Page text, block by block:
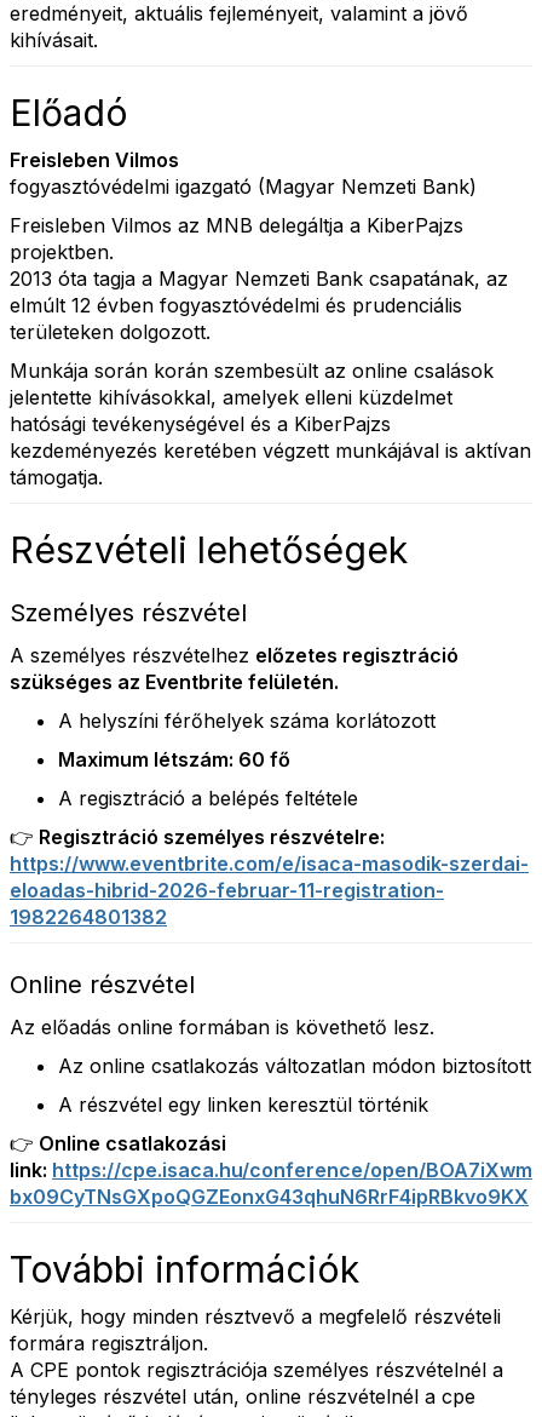
eredményeit, aktuális fejleményeit, valamint a jövő
kihívásait.
Előadó
Freisleben Vilmos
fogyasztóvédelmi igazgató (Magyar Nemzeti Bank)
Freisleben Vilmos az MNB delegáltja a KiberPajzs
projektben.
2013 óta tagja a Magyar Nemzeti Bank csapatának, az
elmúlt 12 évben fogyasztóvédelmi és prudenciális
területeken dolgozott.
Munkája során korán szembesült az online csalások
jelentette kihívásokkal, amelyek elleni küzdelmet
hatósági tevékenységével és a KiberPajzs
kezdeményezés keretében végzett munkájával is aktívan
támogatja.
Részvételi lehetőségek
Személyes részvétel
A személyes részvételhez előzetes regisztráció
szükséges az Eventbrite felületén.
A helyszíni férőhelyek száma korlátozott
Maximum létszám: 60 fő
A regisztráció a belépés feltétele
👉 Regisztráció személyes részvételre:
https://www.eventbrite.com/e/isaca-masodik-szerdai-
eloadas-hibrid-2026-februar-11-registration-
1982264801382
Online részvétel
Az előadás online formában is követhető lesz.
Az online csatlakozás változatlan módon biztosított
A részvétel egy linken keresztül történik
👉 Online csatlakozási
link: https://cpe.isaca.hu/conference/open/BOA7iXwm
bx09CyTNsGXpoQGZEonxG43qhuN6RrF4ipRBkvo9KX
További információk
Kérjük, hogy minden résztvevő a megfelelő részvételi
formára regisztráljon.
A CPE pontok regisztrációja személyes részvételnél a
tényleges részvétel után, online részvételnél a cpe